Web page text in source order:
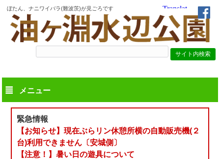
ぼたん、ナニワイバラ(難波茨)が見ごろです
メニュー
緊急情報
【お知らせ】現在ぶらリン休憩所横の自動販売機(２
台)利用できません〔安城側〕
【注意！】暑い日の遊具について